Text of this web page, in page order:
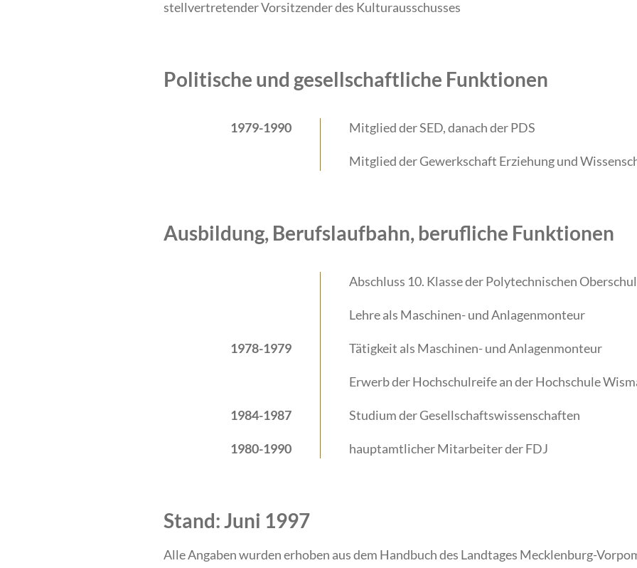
stellvertretender Vorsitzender des Kulturausschusses
Politische und gesellschaftliche Funktionen
1979-1990 Mitglied der SED, danach der PDS
Mitglied der Gewerkschaft Erziehung und
Ausbildung, Berufslaufbahn, berufliche Funktionen
Abschluss 10. Klasse der Polytechnischen
Lehre als Maschinen- und Anlagenmonteur
1978-1979 Tätigkeit als Maschinen- und Anlagenmonteur
Erwerb der Hochschulreife an der Hochschule
1984-1987 Studium der Gesellschaftswissenschaften
1980-1990 hauptamtlicher Mitarbeiter der FDJ
Stand: Juni 1997
Alle Angaben wurden erhoben aus dem Handbuch des Landtages Mecklenburg-